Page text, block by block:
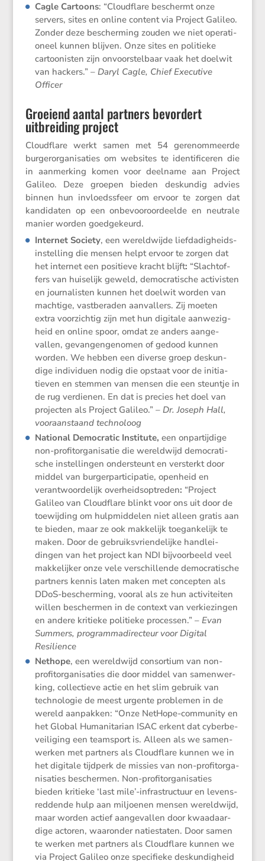
Cagle Cartoons: “Cloud­flare beschermt onze
servers, sites en online content via Project Galileo.
Zonder deze bescher­ming zouden we niet opera­ti­
o­neel kunnen blijven. Onze sites en politieke
cartoo­nisten zijn onvoor­stel­baar vaak het doelwit
van hackers.” – Daryl Cagle, Chief Execu­tive
Officer
Groeiend aantal partners bevordert
uitbreiding project
Cloud­flare werkt samen met 54 gerenom­meerde
burger­or­ga­ni­sa­ties om websites te identi­fi­ceren die
in aanmer­king komen voor deelname aan Project
Galileo. Deze groepen bieden deskundig advies
binnen hun invloeds­sfeer om ervoor te zorgen dat
kandi­daten op een onbevoor­oor­deelde en neutrale
manier worden goedgekeurd.
Internet Society, een wereld­wijde liefda­dig­heids­
in­stel­ling die mensen helpt ervoor te zorgen dat
het internet een positieve kracht blijft: “Slacht­of­
fers van huise­lijk geweld, democra­ti­sche activisten
en journa­listen kunnen het doelwit worden van
machtige, vastbe­raden aanval­lers. Zij moeten
extra voorzichtig zijn met hun digitale aanwe­zig­
heid en online spoor, omdat ze anders aange­
vallen, gevan­gen­ge­nomen of gedood kunnen
worden. We hebben een diverse groep deskun­
dige indivi­duen nodig die opstaat voor de initi­a­
tieven en stemmen van mensen die een steuntje in
de rug verdienen. En dat is precies het doel van
projecten als Project Galileo.” – Dr. Joseph Hall,
vooraan­staand technoloog
National Democratic Insti­tute,een onpar­tij­dige
non-profit­or­ga­ni­satie die wereld­wijd democra­ti­
sche instel­lingen onder­steunt en versterkt door
middel van burger­par­ti­ci­patie, openheid en
verant­woor­de­lijk overheids­op­treden: “Project
Galileo van Cloud­flare blinkt voor ons uit door de
toewij­ding om hulpmid­delen niet alleen gratis aan
te bieden, maar ze ook makke­lijk toegan­ke­lijk te
maken. Door de gebruiks­vrien­de­lijke handlei­
dingen van het project kan NDI bijvoor­beeld veel
makke­lijker onze vele verschil­lende democra­ti­sche
partners kennis laten maken met concepten als
DDoS-bescher­ming, vooral als ze hun activi­teiten
willen beschermen in de context van verkie­zingen
en andere kritieke politieke processen.” –Evan
Summers, program­ma­di­rec­teur voor Digital
Resilience
Nethope, een wereld­wijd consor­tium van non-
profit­or­ga­ni­sa­ties die door middel van samen­wer­
king, collec­tieve actie en het slim gebruik van
techno­logie de meest urgente problemen in de
wereld aanpakken: “Onze NetHope-commu­nity en
het Global Humani­ta­rian ISAC erkent dat cyber­be­
vei­li­ging een teamsport is. Alleen als we samen­
werken met partners als Cloud­flare kunnen we in
het digitale tijdperk de missies van non-profit­or­ga­
ni­sa­ties beschermen. Non-profit­or­ga­ni­sa­ties
bieden kritieke ‘last mile’-infrastructuur en levens­
red­dende hulp aan miljoenen mensen wereld­wijd,
maar worden actief aange­vallen door kwaad­aar­
dige actoren, waaronder natie­staten. Door samen
te werken met partners als Cloud­flare kunnen we
via Project Galileo onze speci­fieke deskun­dig­heid